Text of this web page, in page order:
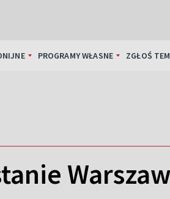
PROGRAMY WŁASNE ZGŁOŚ